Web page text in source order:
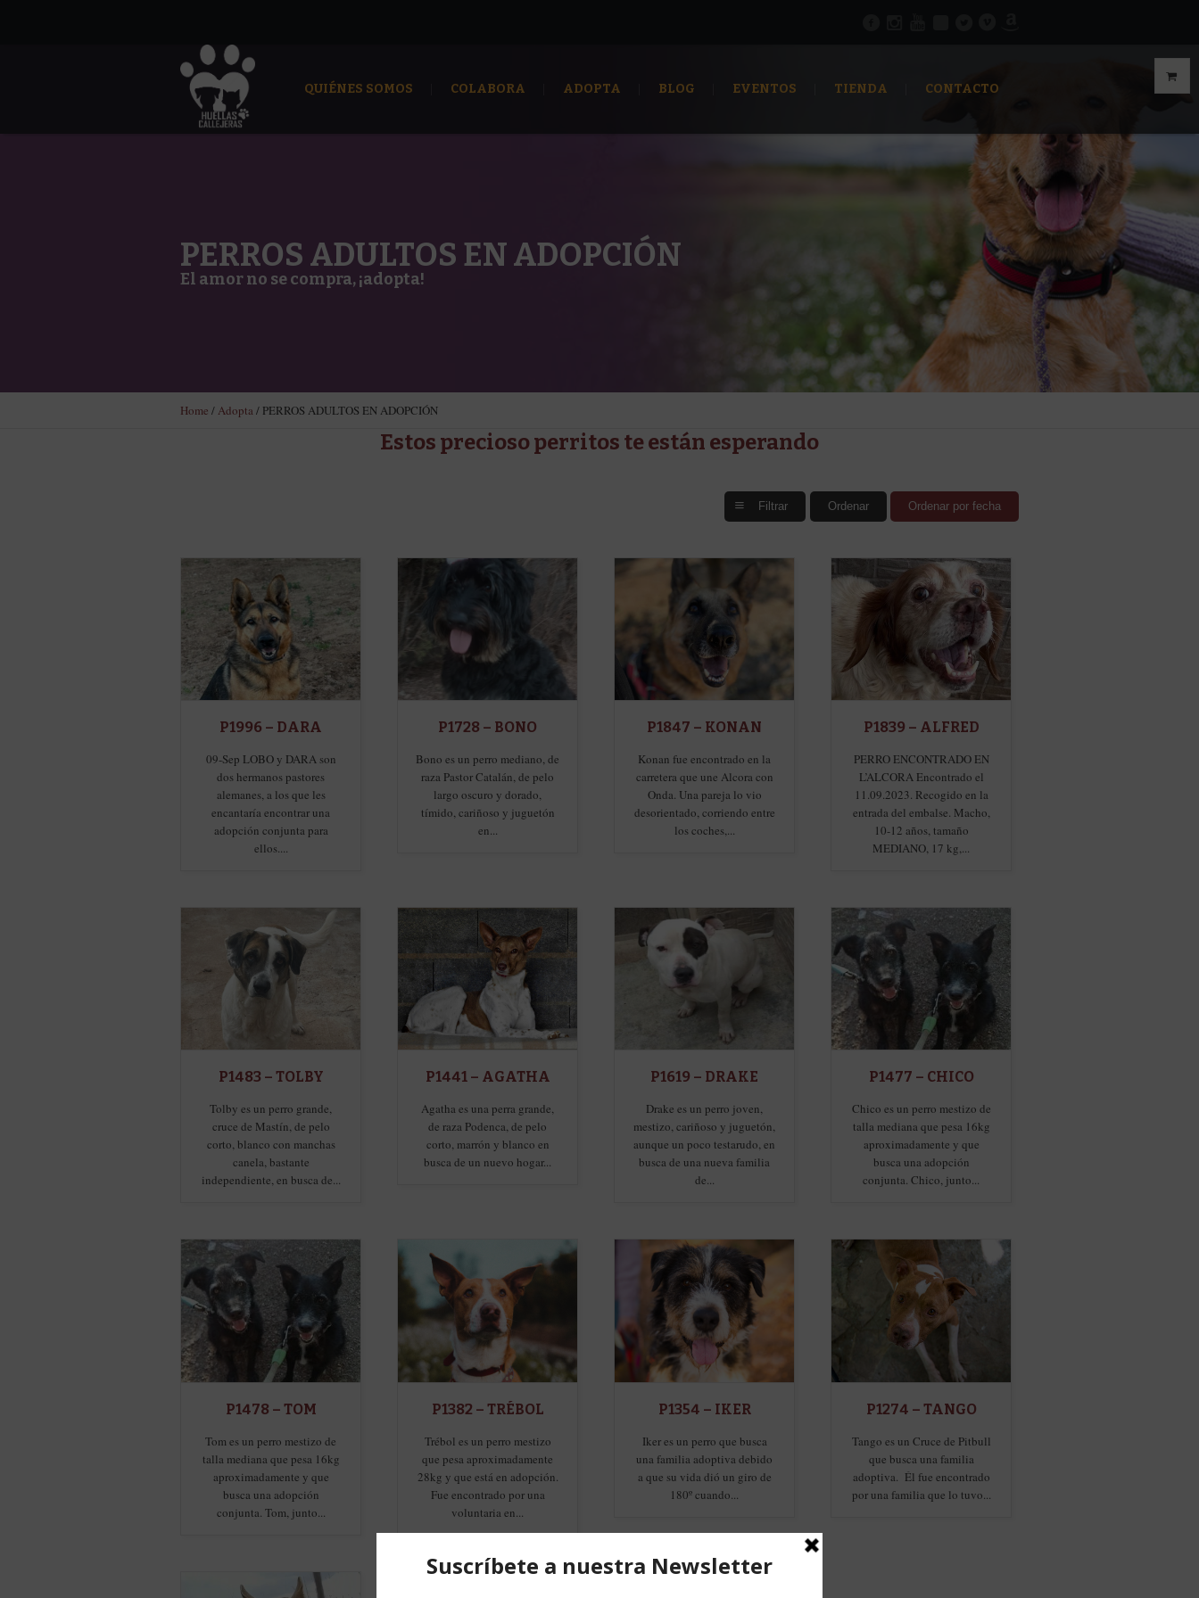
QUIÉNES SOMOS COLABORA ADOPTA BLOG EVENTOS TIENDA CONTACTO
PERROS ADULTOS EN ADOPCIÓN
El amor no se compra, ¡adopta!
Home / Adopta / PERROS ADULTOS EN ADOPCIÓN
Estos precioso perritos te están esperando
Ordenar Ordenar por fecha
Filtrar
P1996 – DARA
09-Sep LOBO y DARA son
dos hermanos pastores
alemanes, a los que les
encantaría encontrar una
adopción conjunta para
ellos....
P1728 – BONO
Bono es un perro mediano, de
raza Pastor Catalán, de pelo
largo oscuro y dorado,
tímido, cariñoso y juguetón
en...
P1847 – KONAN
Konan fue encontrado en la
carretera que une Alcora con
Onda. Una pareja lo vio
desorientado, corriendo entre
los coches,...
P1839 – ALFRED
PERRO ENCONTRADO EN
L’ALCORA Encontrado el
11.09.2023. Recogido en la
entrada del embalse. Macho,
10-12 años, tamaño
MEDIANO, 17 kg,...
P1483 – TOLBY
Tolby es un perro grande,
cruce de Mastín, de pelo
corto, blanco con manchas
canela, bastante
independiente, en busca de...
P1441 – AGATHA
Agatha es una perra grande,
de raza Podenca, de pelo
corto, marrón y blanco en
busca de un nuevo hogar...
P1619 – DRAKE
Drake es un perro joven,
mestizo, cariñoso y juguetón,
aunque un poco testarudo, en
busca de una nueva familia
de...
P1477 – CHICO
Chico es un perro mestizo de
talla mediana que pesa 16kg
aproximadamente y que
busca una adopción
conjunta. Chico, junto...
P1478 – TOM
Tom es un perro mestizo de
talla mediana que pesa 16kg
aproximadamente y que
busca una adopción
conjunta. Tom, junto...
P1382 – TRÉBOL
Trébol es un perro mestizo
que pesa aproximadamente
28kg y que está en adopción.
Fue encontrado por una
voluntaria en...
P1354 – IKER
Iker es un perro que busca
una familia adoptiva debido
a que su vida dió un giro de
180º cuando...
P1274 – TANGO
Tango es un Cruce de Pitbull
que busca una familia
adoptiva. Él fue encontrado
por una familia que lo tuvo...